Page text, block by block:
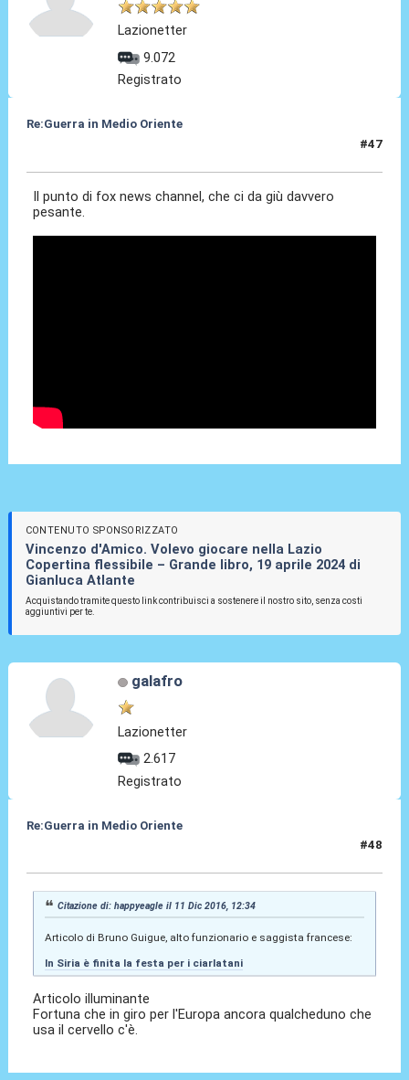
Lazionetter
9.072
Registrato
Re:Guerra in Medio Oriente
#47
Il punto di fox news channel, che ci da giù davvero
pesante.
CONTENUTO SPONSORIZZATO
Vincenzo d'Amico. Volevo giocare nella Lazio
Copertina flessibile – Grande libro, 19 aprile 2024 di
Gianluca Atlante
Acquistando tramite questo link contribuisci a sostenere il nostro sito, senza costi
aggiuntivi per te.
galafro
Lazionetter
2.617
Registrato
Re:Guerra in Medio Oriente
#48
Citazione di: happyeagle il 11 Dic 2016, 12:34
Articolo di Bruno Guigue, alto funzionario e saggista francese:
In Siria è finita la festa per i ciarlatani
Articolo illuminante
Fortuna che in giro per l'Europa ancora qualcheduno che
usa il cervello c'è.